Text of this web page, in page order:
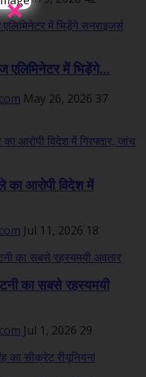
एलिमिनेटर में भिड़ेंगे...
May 26, 2026 37
का आरोपी विदेश में
Jul 11, 2026 18
का सबसे रहस्यमयी
Jul 1, 2026 29
×